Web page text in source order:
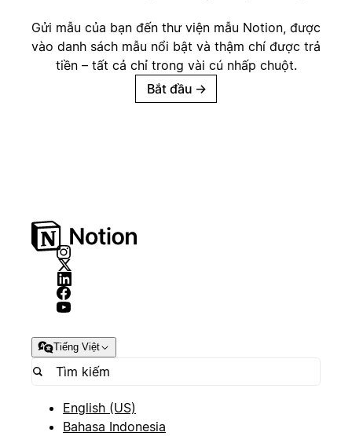
Gửi mẫu của bạn đến thư viện mẫu Notion, được
vào danh sách mẫu nổi bật và thậm chí được trả
tiền – tất cả chỉ trong vài cú nhấp chuột.
Bắt đầu →
Tiếng Việt
English (US)
Bahasa Indonesia